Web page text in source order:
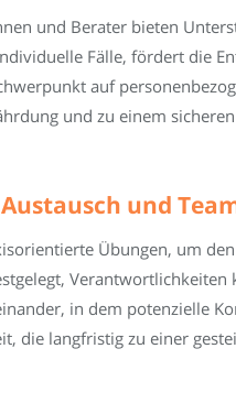
und Berater bieten
Fälle, fördert die
auf
und zu einem
und
Übungen, um
in dem potenzielle
die langfristig zu einer